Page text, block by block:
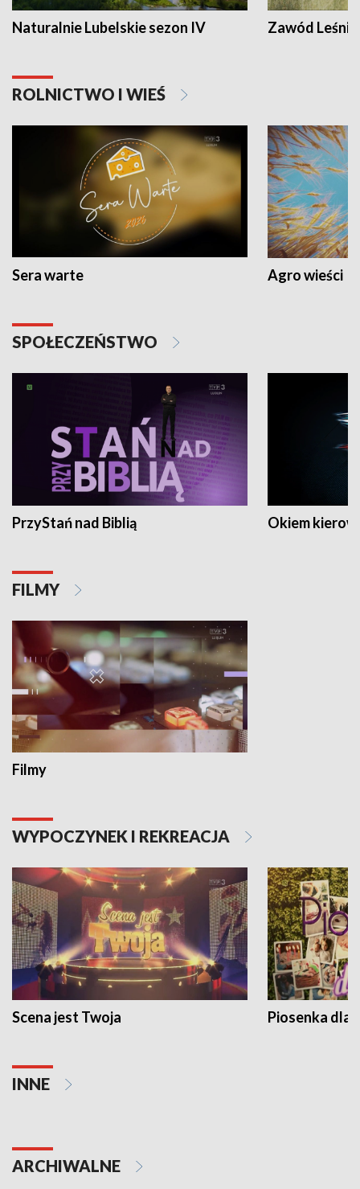
Naturalnie Lubelskie sezon IV Zawód Leśnik
ROLNICTWO I WIEŚ
Sera warte Agro wieści
SPOŁECZEŃSTWO
PrzyStań nad Biblią Okiem
FILMY
Filmy
WYPOCZYNEK I REKREACJA
Scena jest Twoja Piosenka dla
INNE
ARCHIWALNE